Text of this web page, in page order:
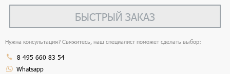
БЫСТРЫЙ ЗАКАЗ
Нужна консультация? Свяжитесь, наш специалист поможет сделать выбор:
8 495 660 83 54
Whatsapp